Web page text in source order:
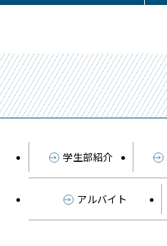
学生部紹介
アルバイト